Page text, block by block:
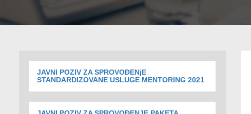
JAVNI POZIV ZA SPROVOĐENjE
STANDARDIZOVANE USLUGE MENTORING 2021